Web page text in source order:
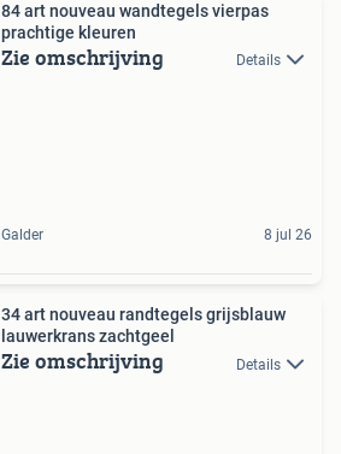
84 art nouveau wandtegels vierpas
prachtige kleuren
Zie omschrijving Details
Galder 8 jul 26
34 art nouveau randtegels grijsblauw
lauwerkrans zachtgeel
Zie omschrijving Details